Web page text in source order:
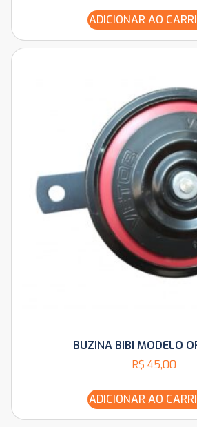
ADICIONAR AO
BUZINA BIBI MODELO
R$ 45,00
ADICIONAR AO